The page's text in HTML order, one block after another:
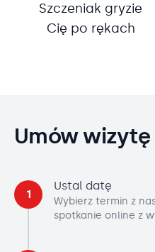
Szczeniak gryzie
Cię po rękach
Umów wizytę
1
Ustal datę
Wybierz termin z
spotkanie online z